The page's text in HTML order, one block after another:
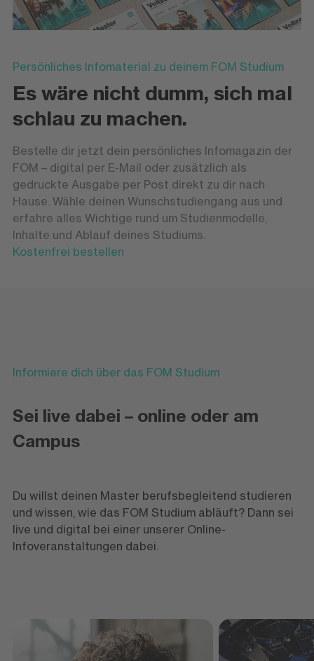
Persönliches Infomaterial zu deinem FOM Studium
Es wäre nicht dumm, sich mal
schlau zu machen.
Bestelle dir jetzt dein persönliches Infomagazin der
FOM – digital per E-Mail oder zusätzlich als
gedruckte Ausgabe per Post direkt zu dir nach
Hause. Wähle deinen Wunschstudiengang aus und
erfahre alles Wichtige rund um Studienmodelle,
Inhalte und Ablauf deines Studiums.
Kostenfrei bestellen
Informiere dich über das FOM Studium
Sei live dabei – online oder am
Campus
Du willst deinen Master berufsbegleitend studieren
und wissen, wie das FOM Studium abläuft? Dann sei
live und digital bei einer unserer Online-
Infoveranstaltungen dabei.